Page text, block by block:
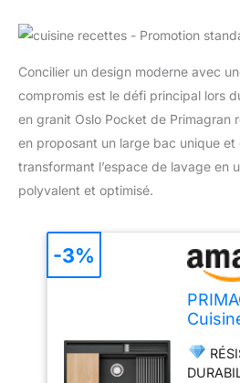
Concilier un design moderne avec
compromis est le défi principal lors
en granit Oslo Pocket de Primagran
en proposant un large bac unique et
transformant l’espace de lavage en
polyvalent et optimisé.
-3%